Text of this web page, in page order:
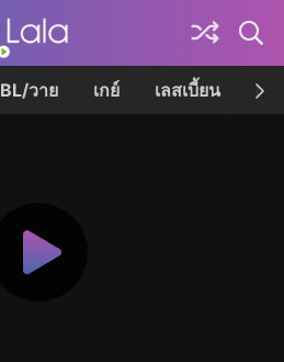
BL/วาย เกย์ เลสเบี้ยน เค